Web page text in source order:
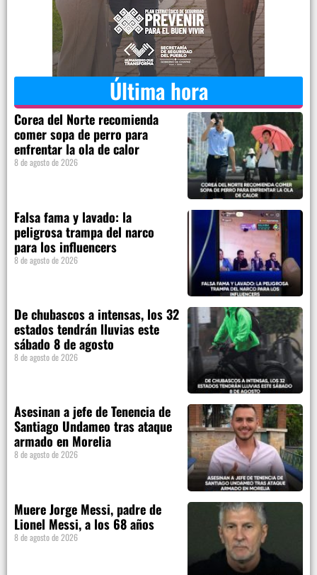
Última hora
Corea del Norte recomienda
comer sopa de perro para
enfrentar la ola de calor
8 de agosto de 2026
Falsa fama y lavado: la
peligrosa trampa del narco
para los influencers
8 de agosto de 2026
De chubascos a intensas, los 32
estados tendrán lluvias este
sábado 8 de agosto
8 de agosto de 2026
Asesinan a jefe de Tenencia de
Santiago Undameo tras ataque
armado en Morelia
8 de agosto de 2026
Muere Jorge Messi, padre de
Lionel Messi, a los 68 años
8 de agosto de 2026